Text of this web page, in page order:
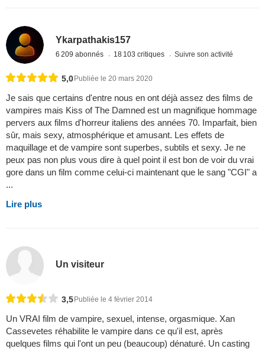
Ykarpathakis157
6 209 abonnés 18 103 critiques Suivre son activité
5,0 Publiée le 20 mars 2020
Je sais que certains d'entre nous en ont déjà assez des films de
vampires mais Kiss of The Damned est un magnifique hommage
pervers aux films d'horreur italiens des années 70. Imparfait, bien
sûr, mais sexy, atmosphérique et amusant. Les effets de
maquillage et de vampire sont superbes, subtils et sexy. Je ne
peux pas non plus vous dire à quel point il est bon de voir du vrai
gore dans un film comme celui-ci maintenant que le sang "CGI" a
...
Lire plus
Un visiteur
3,5Publiée le 4 février 2014
Un VRAI film de vampire, sexuel, intense, orgasmique. Xan
Cassevetes réhabilite le vampire dans ce qu'il est, après
quelques films qui l'ont un peu (beaucoup) dénaturé. Un casting